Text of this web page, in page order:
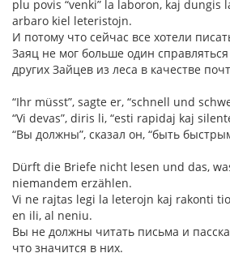
plu povis “venki” la laboron, kaj dungis
arbaro kiel leteristojn.
И потому что сейчас все хотели
Заяц не мог больше один
других Зайцев из леса в качестве
“Ihr müsst”, sagte er, “schnell und
“Vi devas”, diris li, “esti rapidaj kaj
“Вы должны”, сказал он, “быть
Dürft die Briefe nicht lesen und das,
niemandem erzählen.
Vi ne rajtas legi la leterojn kaj rakonti
en ili, al neniu.
Вы не должны читать письма и
что значится в них.